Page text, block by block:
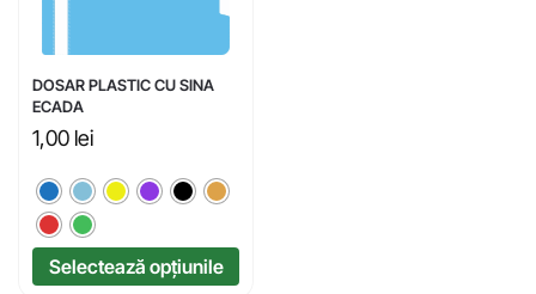
DOSAR PLASTIC CU SINA
ECADA
1,00 lei
Selectează opțiunile